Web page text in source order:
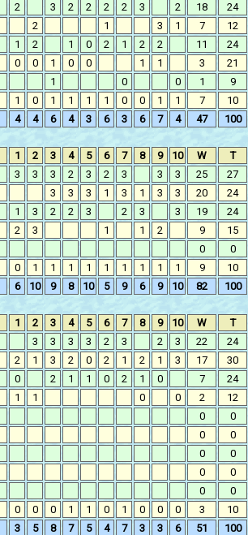
2 3 2 2 2 2 3 2 18 24
2 1 3 1 7 12
1 2 1 0 2 1 2 2 11 24
0 0 1 0 0 1 1 3 21
1 0 0 1 9
1 0 1 1 1 1 0 0 1 1 7 10
4 4 6 4 3 6 3 6 7 4 47 100
1 2 3 4 5 6 7 8 9 10 W T
3 3 3 2 3 2 3 3 3 25 27
3 3 3 1 3 1 3 3 20 24
1 3 2 2 3 2 3 3 19 24
2 3 1 1 2 9 15
0 0
0 1 1 1 1 1 1 1 1 1 9 10
6 10 9 8 10 5 9 6 9 10 82 100
1 2 3 4 5 6 7 8 9 10 W T
3 3 3 3 2 3 2 3 22 24
2 1 3 2 0 2 1 2 1 3 17 30
0 2 1 1 0 2 1 0 7 24
1 1 0 0 2 12
0 0
0 0
0 0
0 0
0 0
0 0 0 1 1 0 1 0 0 0 3 10
3 5 8 7 5 4 7 3 3 6 51 100